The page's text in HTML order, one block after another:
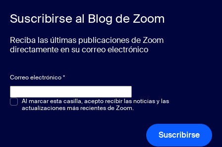
Suscribirse al Blog de Zoom
Reciba las últimas publicaciones de Zoom
directamente en su correo electrónico
Correo electrónico*
Opción múltiple o única*
Al marcar esta casilla, acepto recibir las noticias y las
actualizaciones más recientes de Zoom.
Suscribirse